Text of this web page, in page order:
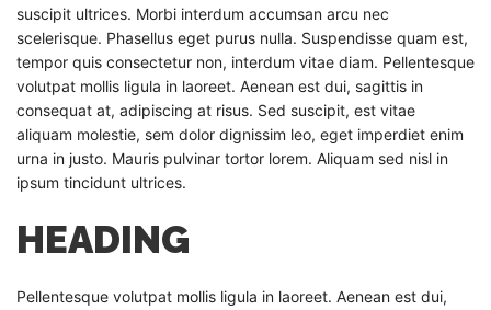
suscipit ultrices. Morbi interdum accumsan arcu nec
scelerisque. Phasellus eget purus nulla. Suspendisse quam est,
tempor quis consectetur non, interdum vitae diam. Pellentesque
volutpat mollis ligula in laoreet. Aenean est dui, sagittis in
consequat at, adipiscing at risus. Sed suscipit, est vitae
aliquam molestie, sem dolor dignissim leo, eget imperdiet enim
urna in justo. Mauris pulvinar tortor lorem. Aliquam sed nisl in
ipsum tincidunt ultrices.
HEADING
Pellentesque volutpat mollis ligula in laoreet. Aenean est dui,